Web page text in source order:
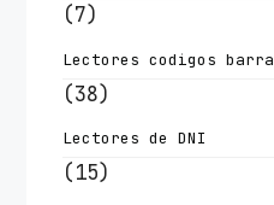
(7)
Lectores codigos barra
(38)
Lectores de DNI
(15)